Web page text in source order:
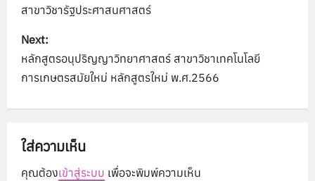
o
s
t
n
a
v
สาขาวิชารัฐประศาสนศาสตร์
Next:
หลักสูตรอนุปริญญาวิทยาศาสตร์ สาขาวิชาเทคโนโลยี
การเกษตรสมัยใหม่ หลักสูตรใหม่ พ.ศ.2566
ใส่ความเห็น
คุณต้องเข้าสู่ระบบ เพื่อจะพิมพ์ความเห็น